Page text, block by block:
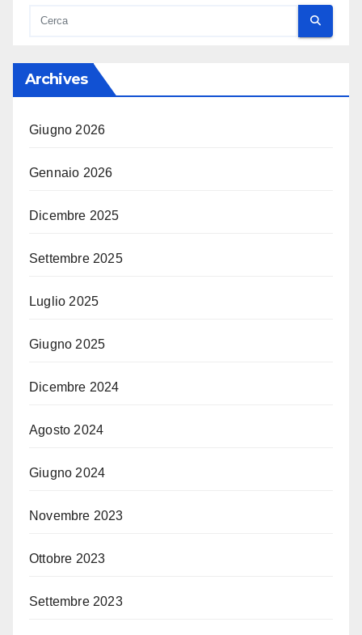
Archives
Giugno 2026
Gennaio 2026
Dicembre 2025
Settembre 2025
Luglio 2025
Giugno 2025
Dicembre 2024
Agosto 2024
Giugno 2024
Novembre 2023
Ottobre 2023
Settembre 2023